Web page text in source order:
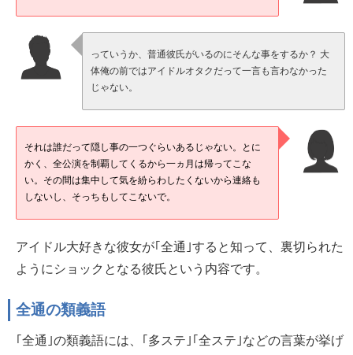
っていうか、普通彼氏がいるのにそんな事をするか？ 大
体俺の前ではアイドルオタクだって一言も言わなかった
じゃない。
それは誰だって隠し事の一つぐらいあるじゃない。とに
かく、全公演を制覇してくるから一ヵ月は帰ってこな
い。その間は集中して気を紛らわしたくないから連絡も
しないし、そっちもしてこないで。
アイドル大好きな彼女が｢全通｣すると知って、裏切られた
ようにショックとなる彼氏という内容です。
全通の類義語
｢全通｣の類義語には、｢多ステ｣｢全ステ｣などの言葉が挙げ